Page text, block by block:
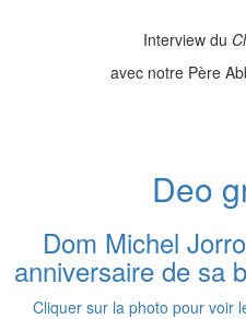
Interview du
avec notre Père
Deo
Dom Michel
anniversaire de sa
Cliquer sur la photo pour voir